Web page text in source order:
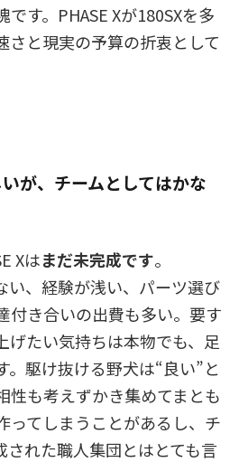
す。PHASE Xが180SXを多
さと現実の予算の折衷として
が、チームとしてはかな
Xはまだ未完成です。
い、経験が浅い、パーツ選び
付き合いの出費も多い。要す
げたい気持ちは本物でも、足
。駆け抜ける野犬は“良い”と
性も考えずかき集めてまとも
ってしまうことがあるし、チ
された職人集団とはとても言